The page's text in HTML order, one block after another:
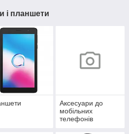
і планшети
Аксесуари до
мобільних
телефонів